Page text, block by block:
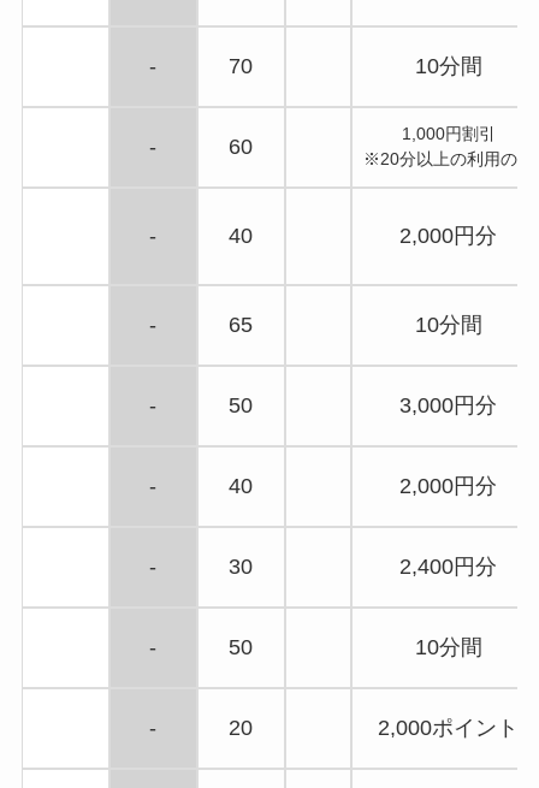
- 70 10分間
- 60
1,000円割引
※20分以上の利用のみ
- 40 2,000円分
- 65 10分間
- 50 3,000円分
- 40 2,000円分
- 30 2,400円分
- 50 10分間
- 20 2,000ポイント